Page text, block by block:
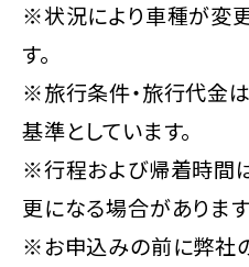
※状況により車種が変
す。
※旅行条件・旅行代金
基準としています。
※行程および帰着時間
更になる場合があります
※お申込みの前に弊社